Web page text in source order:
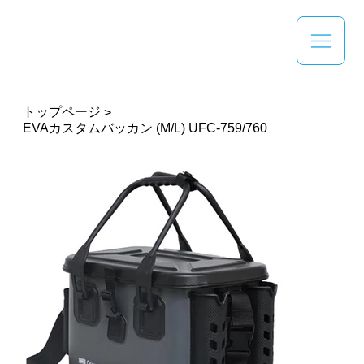
トップページ >
EVAカスタムバッカン (M/L) UFC-759/760